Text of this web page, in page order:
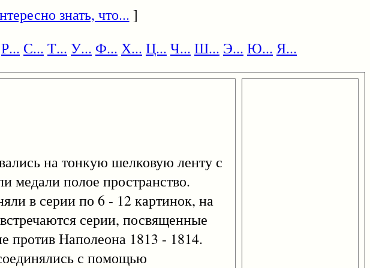
знать, что... ]
Р... С... Т... У... Ф... Х... Ц... Ч... Ш... Э... Ю... Я...
на тонкую шелковую ленту с
медали полое пространство.
в серии по 6 - 12 картинок, на
серии, посвященные
против Наполеона 1813 - 1814.
с помощью